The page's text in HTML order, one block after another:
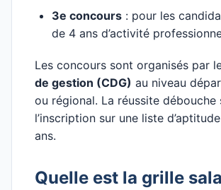
3e concours : pour les
de 4 ans d’activité
Les concours sont organisés par
de gestion (CDG) au niveau
ou régional. La réussite débouche
l’inscription sur une liste
ans.
Quelle est la grille